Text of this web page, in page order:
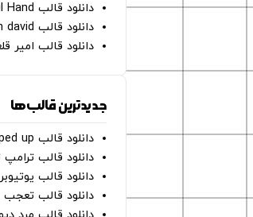
دانلود قالب Oh Kevin De Bruyne - Paul Hand
دانلود قالب Gut Genug - kitschrieg ft. Shirin david
دانلود قالب
جدیدترین قالب‌ها
دانلود قالب perfect face - laydownrot sped up
دانلود قالب
دانلود قالب
دانلود قالب تعجب